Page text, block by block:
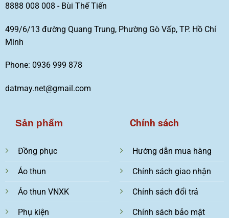
8888 008 008 - Bùi Thế Tiến
499/6/13 đường Quang Trung, Phường Gò Vấp, TP. Hồ Chí
Minh
Phone: 0936 999 878
datmay.net@gmail.com
Sản phẩm
Đồng phục
Áo thun
Áo thun VNXK
Phụ kiện
Chính sách
Hướng dẫn mua hàng
Chính sách giao nhận
Chính sách đổi trả
Chính sách bảo mật